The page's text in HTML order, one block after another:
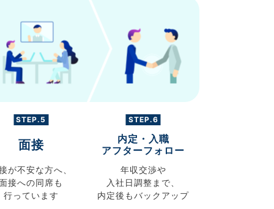
STEP.5
面接
が不安な方へ、
接への同席も
行っています
STEP.6
内定・入職
アフターフォロー
年収交渉や
入社日調整まで、
内定後もバックアップ